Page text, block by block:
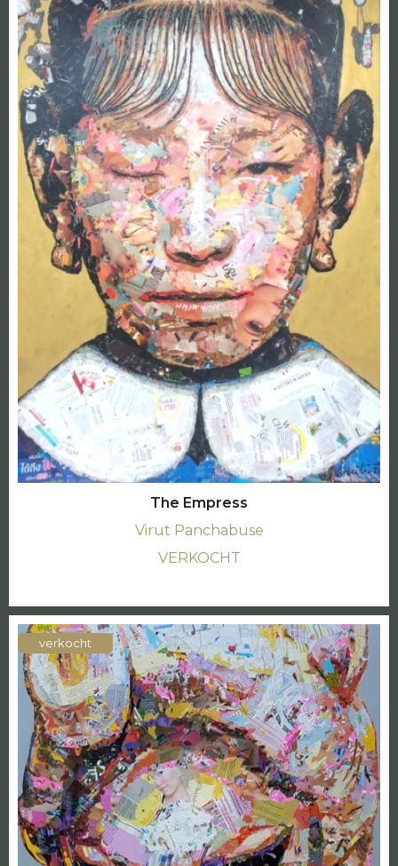
The Empress
Virut Panchabuse
VERKOCHT
verkocht